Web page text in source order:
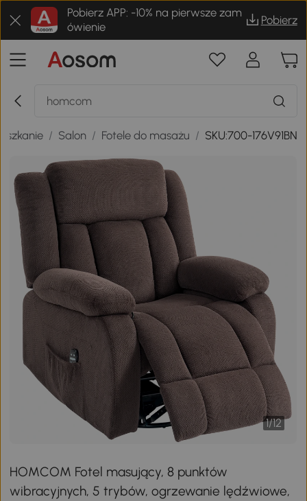
Pobierz APP: -10% na pierwsze zam
ówienie
Pobierz
/ Salon / Fotele do masażu / SKU:700-176V91BN
1/12
HOMCOM Fotel masujący, 8 punktów
wibracyjnych, 5 trybów, ogrzewanie lędźwiowe,